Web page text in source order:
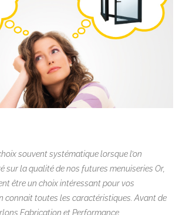
souvent systématique lorsque l’on
sur la qualité de nos futures menuiseries Or,
être un choix intéressant pour vos
connait toutes les caractéristiques. Avant de
Fabrication et Performance